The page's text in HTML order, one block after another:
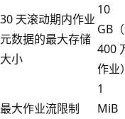
30 天滚动期内作业
元数据的最大存储
大小
10
GB
400
作业）
最大作业流限制
1
MiB